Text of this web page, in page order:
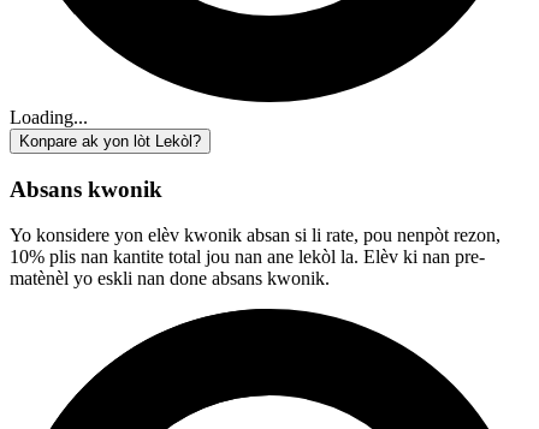
Loading...
Konpare ak yon lòt Lekòl?
Absans kwonik
Yo konsidere yon elèv kwonik absan si li rate, pou nenpòt rezon,
10% plis nan kantite total jou nan ane lekòl la. Elèv ki nan pre-
matènèl yo eskli nan done absans kwonik.